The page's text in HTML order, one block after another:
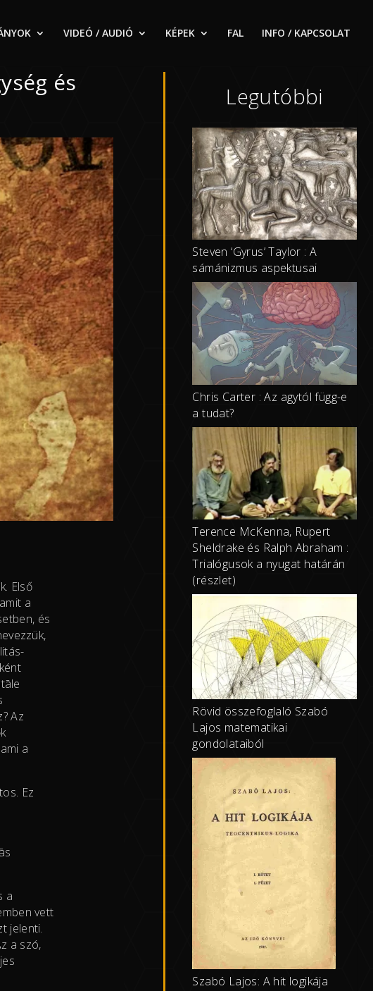
VIDEÓ / AUDIÓ KÉPEK FAL INFO / KAPCSOLAT
és
Első
a
és
Az
a
Ez
a
vett
jelenti.
a szó,
Legutóbbi
Steven ‘Gyrus’ Taylor : A
sámánizmus aspektusai
Chris Carter : Az agytól függ-e
a tudat?
Terence McKenna, Rupert
Sheldrake és Ralph Abraham :
Trialógusok a nyugat határán
(részlet)
Rövid összefoglaló Szabó
Lajos matematikai
gondolataiból
Szabó Lajos: A hit logikája